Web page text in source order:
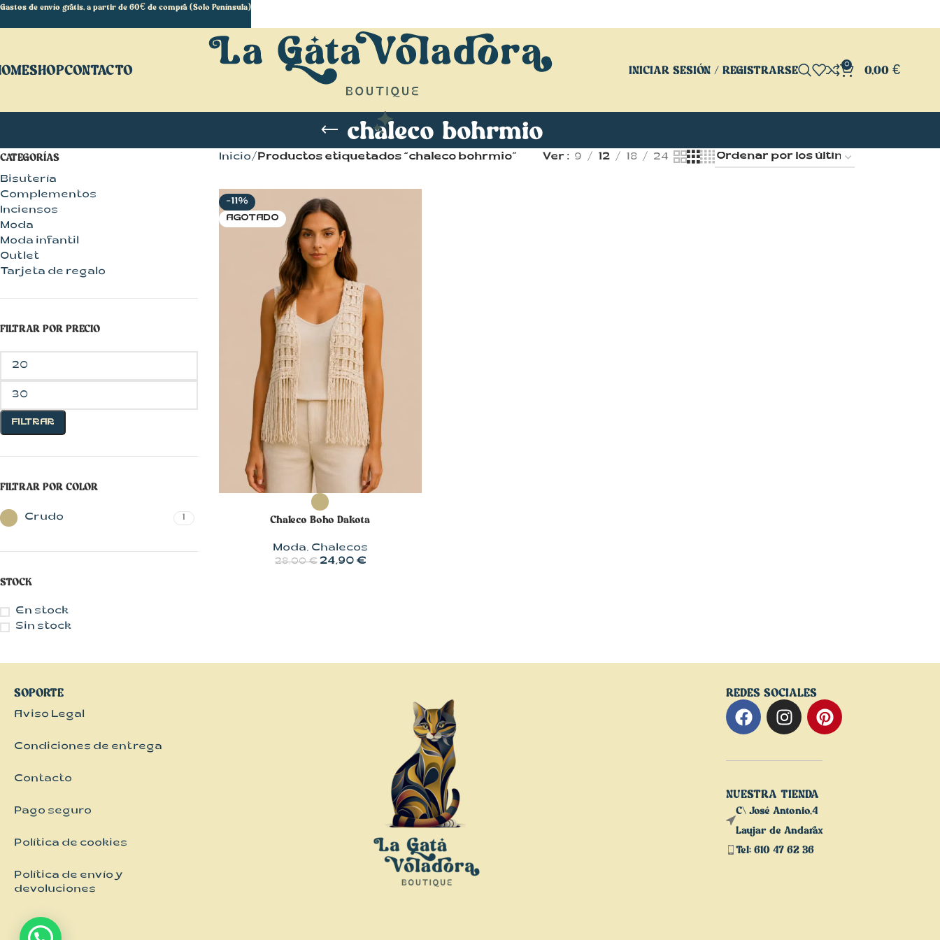
SHOP
ESTILO
Blusas
Jerseys
Kimonos
CONTACTO INICIAR SESIÓN / REGISTRARSE 0 0,00 €
chaleco bohrmio
CATEGORÍAS
Bisutería
Complementos
Inciensos
Moda
Moda infantil
Outlet
Tarjeta de regalo
FILTRAR POR PRECIO
FILTRAR
FILTRAR POR COLOR
Crudo 1
STOCK
En stock
Sin stock
Inicio Productos etiquetados “chaleco bohrmio” Ver 9 12 18 24
-11%
AGOTADO
SELECCIONAR OPCIONES
Chaleco Boho Dakota
Moda, Chalecos
28,00€ 24,90 €
SOPORTE
Aviso Legal
Condiciones de entrega
Contacto
Pago seguro
Política de cookies
Política de envío y
devoluciones
REDES SOCIALES
NUESTRA TIENDA
C\ José Antonio,4
Laujar de Andarax
Tel: 610 47 62 36
Gastos de envío gratis, a partir de 60€ de compra (Solo Península)